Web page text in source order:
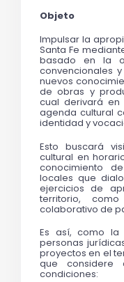
Objeto
Impulsar la
Santa Fe
basado en la
convencionales
nuevos
de obras y
cual derivará
agenda cultural
identidad y
Esto buscará
cultural en
conocimiento
locales que
ejercicios de
territorio,
colaborativo de
Es así, como la
personas
proyectos en el
que considere
condiciones: